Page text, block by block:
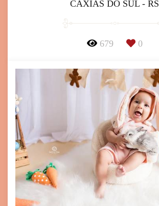
CAXIAS DO SUL - RS
679 0